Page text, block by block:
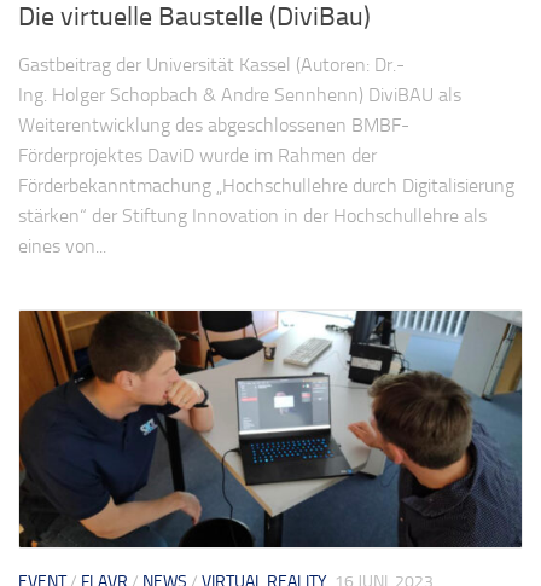
Die virtuelle Baustelle (DiviBau)
Gastbeitrag der Universität Kassel (Autoren: Dr.-
Ing. Holger Schopbach & Andre Sennhenn) DiviBAU als
Weiterentwicklung des abgeschlossenen BMBF-
Förderprojektes DaviD wurde im Rahmen der
Förderbekanntmachung „Hochschullehre durch Digitalisierung
stärken“ der Stiftung Innovation in der Hochschullehre als
eines von...